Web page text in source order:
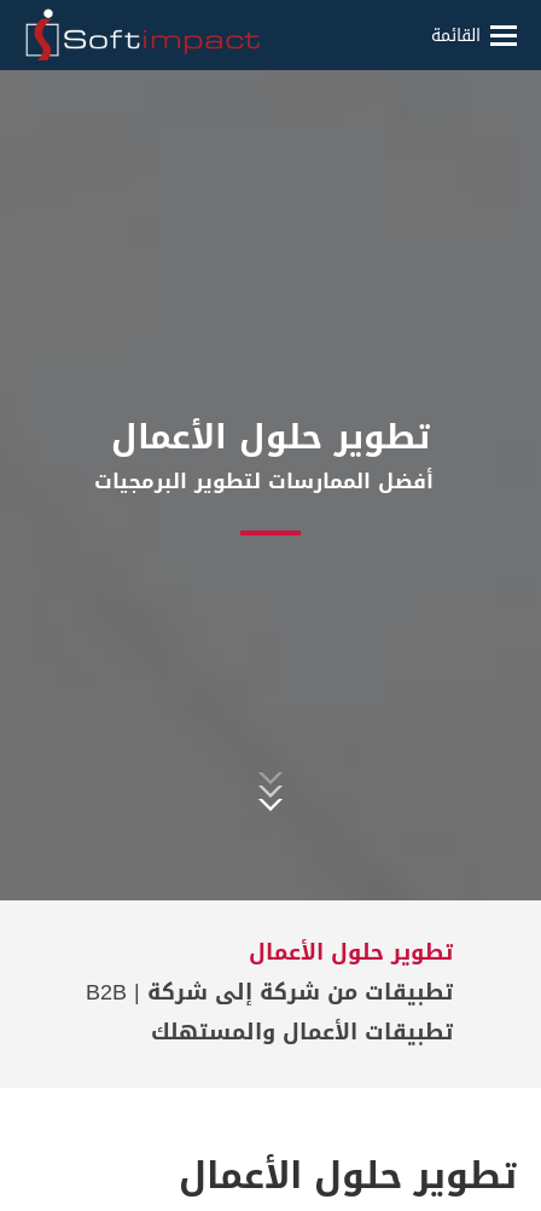
القائمة
تطوير حلول الأعمال
أفضل الممارسات لتطوير البرمجيات
تطوير حلول الأعمال
تطبيقات من شركة إلى شركة | B2B
تطبيقات الأعمال والمستهلك
تطوير حلول الأعمال